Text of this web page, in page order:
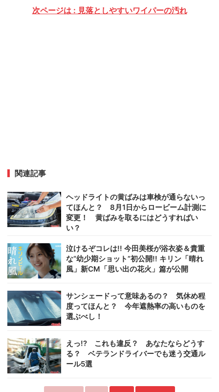
次ページは : 見落としやすいワイパーの汚れ
関連記事
ヘッドライトの黄ばみは車検が通らないっ
てほんと？ 8月1日からロービーム計測に
変更！ 黄ばみを取るにはどうすればい
い？
泣けるぞコレは!! 今田美桜が浴衣姿＆貴重
な“幼少期ショット”初公開!! キリン「晴れ
風」新CM「思い出の花火」篇が公開
サンシェードって意味あるの？ 気休め程
度ってほんと？ 今年遮熱率の高いものを
選ぶべし！
えっ!? これも違反？ あなたならどうす
る？ ベテランドライバーでも迷う交通ル
ール5選